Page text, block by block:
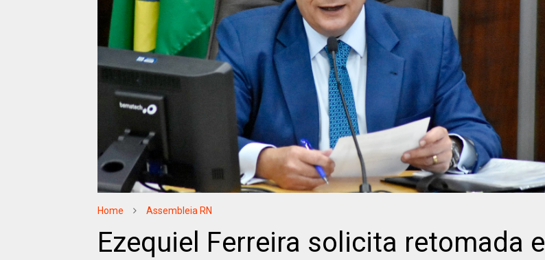
Home Assembleia RN
Ezequiel Ferreira solicita retomada e